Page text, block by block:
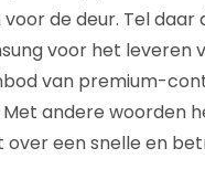
de deur. Tel daar
voor het leveren
van premium-
andere woorden
over een snelle en